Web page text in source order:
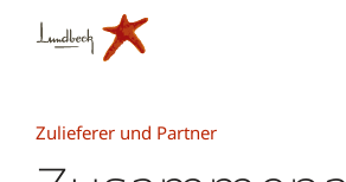
Zulieferer und Partner